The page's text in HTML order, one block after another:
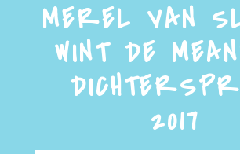
MEREL VAN
WINT DE
2017